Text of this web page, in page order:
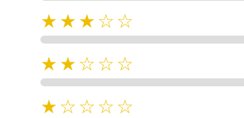
★★★☆☆
★★☆☆☆
★☆☆☆☆